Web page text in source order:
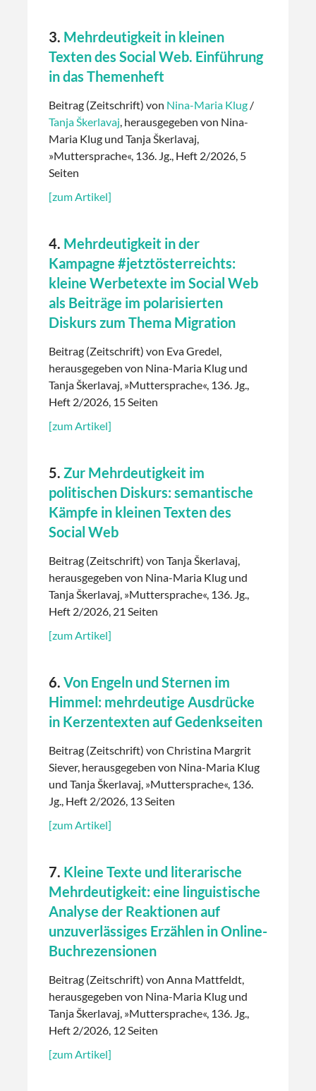
3. Mehrdeutigkeit in kleinen
Texten des Social Web. Einführung
in das Themenheft
Beitrag (Zeitschrift) von Nina-Maria Klug /
Tanja Škerlavaj , herausgegeben von Nina-
Maria Klug und Tanja Škerlavaj,
»Muttersprache«, 136. Jg., Heft 2/2026, 5
Seiten
[zum Artikel]
4. Mehrdeutigkeit in der
Kampagne #jetztösterreichts:
kleine Werbetexte im Social Web
als Beiträge im polarisierten
Diskurs zum Thema Migration
Beitrag (Zeitschrift) von Eva Gredel,
herausgegeben von Nina-Maria Klug und
Tanja Škerlavaj, »Muttersprache«, 136. Jg.,
Heft 2/2026, 15 Seiten
[zum Artikel]
5. Zur Mehrdeutigkeit im
politischen Diskurs: semantische
Kämpfe in kleinen Texten des
Social Web
Beitrag (Zeitschrift) von Tanja Škerlavaj,
herausgegeben von Nina-Maria Klug und
Tanja Škerlavaj, »Muttersprache«, 136. Jg.,
Heft 2/2026, 21 Seiten
[zum Artikel]
6. Von Engeln und Sternen im
Himmel: mehrdeutige Ausdrücke
in Kerzentexten auf Gedenkseiten
Beitrag (Zeitschrift) von Christina Margrit
Siever, herausgegeben von Nina-Maria Klug
und Tanja Škerlavaj, »Muttersprache«, 136.
Jg., Heft 2/2026, 13 Seiten
[zum Artikel]
7. Kleine Texte und literarische
Mehrdeutigkeit: eine linguistische
Analyse der Reaktionen auf
unzuverlässiges Erzählen in Online-
Buchrezensionen
Beitrag (Zeitschrift) von Anna Mattfeldt,
herausgegeben von Nina-Maria Klug und
Tanja Škerlavaj, »Muttersprache«, 136. Jg.,
Heft 2/2026, 12 Seiten
[zum Artikel]